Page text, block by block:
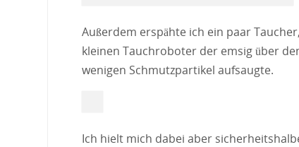
Außerdem erspähte ich ein paar
kleinen Tauchroboter der emsig über
wenigen Schmutzpartikel aufsaugte.
Ich hielt mich dabei aber